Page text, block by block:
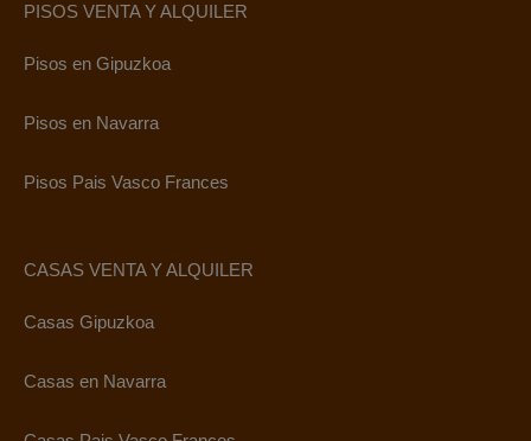
PISOS VENTA Y ALQUILER
Pisos en Gipuzkoa
Pisos en Navarra
Pisos Pais Vasco Frances
CASAS VENTA Y ALQUILER
Casas Gipuzkoa
Casas en Navarra